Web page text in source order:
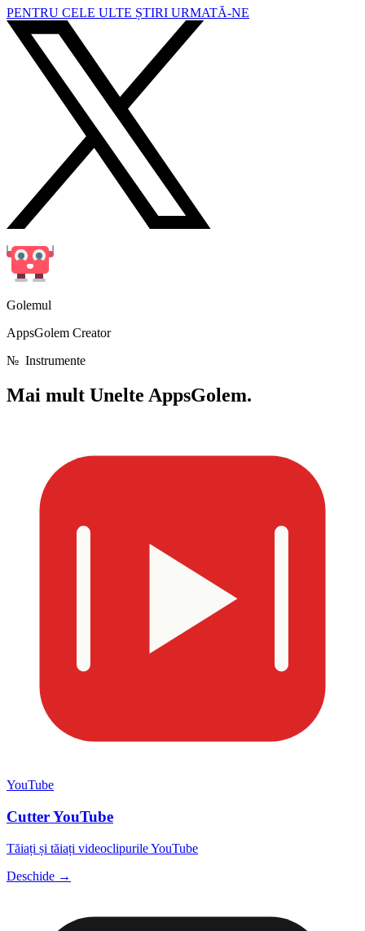
PENTRU CELE ULTE ȘTIRI URMATĂ-NE
Golemul
AppsGolem Creator
№ Instrumente
Mai mult Unelte AppsGolem.
YouTube
Cutter YouTube
Tăiați și tăiați videoclipurile YouTube
Deschide →